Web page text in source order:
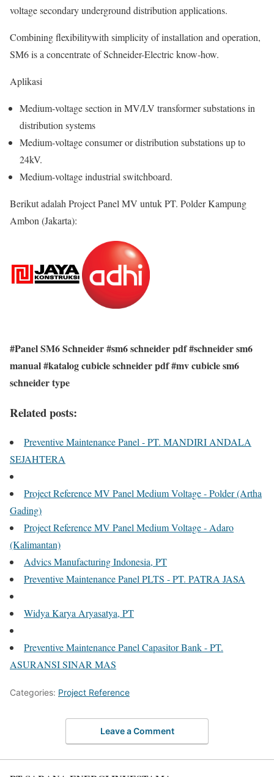
voltage secondary underground distribution applications.
Combining flexibilitywith simplicity of installation and operation,
SM6 is a concentrate of Schneider-Electric know-how.
Aplikasi
Medium-voltage section in MV/LV transformer substations in
distribution systems
Medium-voltage consumer or distribution substations up to
24kV.
Medium-voltage industrial switchboard.
Berikut adalah Project Panel MV untuk PT. Polder Kampung
Ambon (Jakarta):
#Panel SM6 Schneider #sm6 schneider pdf #schneider sm6
manual #katalog cubicle schneider pdf #mv cubicle sm6
schneider type
Related posts:
Preventive Maintenance Panel - PT. MANDIRI ANDALA
SEJAHTERA
Project Reference MV Panel Medium Voltage - Polder (Artha
Gading)
Project Reference MV Panel Medium Voltage - Adaro
(Kalimantan)
Advics Manufacturing Indonesia, PT
Preventive Maintenance Panel PLTS - PT. PATRA JASA
Widya Karya Aryasatya, PT
Preventive Maintenance Panel Capasitor Bank - PT.
ASURANSI SINAR MAS
Categories: Project Reference
Leave a Comment